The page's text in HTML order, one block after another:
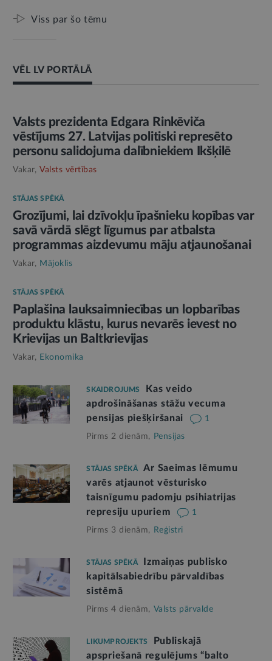
Viss par šo tēmu
VĒL LV PORTĀLĀ
AMATPERSONAS RUNA
Valsts prezidenta Edgara Rinkēviča
vēstījums 27. Latvijas politiski represēto
personu salidojuma dalībniekiem Ikšķilē
Vakar, Valsts vērtības
STĀJAS SPĒKĀ
Grozījumi, lai dzīvokļu īpašnieku kopības var
savā vārdā slēgt līgumus par atbalsta
programmas aizdevumu māju atjaunošanai
Vakar, Mājoklis
STĀJAS SPĒKĀ
Paplašina lauksaimniecības un lopbarības
produktu klāstu, kurus nevarēs ievest no
Krievijas un Baltkrievijas
Vakar, Ekonomika
SKAIDROJUMS
Kas veido
apdrošināšanas stāžu vecuma
pensijas piešķiršanai
1
Pirms 2 dienām, Pensijas
STĀJAS SPĒKĀ
Ar Saeimas lēmumu
varēs atjaunot vēsturisko
taisnīgumu padomju psihiatrijas
represiju upuriem
1
Pirms 3 dienām, Reģistri
STĀJAS SPĒKĀ
Izmaiņas publisko
kapitālsabiedrību pārvaldības
sistēmā
Pirms 4 dienām, Valsts pārvalde
LIKUMPROJEKTS
Publiskajā
apspriešanā regulējums “balto